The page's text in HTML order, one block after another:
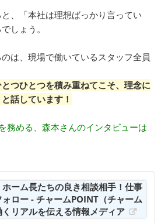
、「本社は理想ばっかり言ってい
しょう。
は、現場で働いているスタッフ全員
つひとつを積み重ねてこそ、理念に
話しています！
務める、森本さんのインタビューは
ーム長たちの良き相談相手！仕事
ロー - チャームPOINT（チャーム
リアルを伝える情報メディア